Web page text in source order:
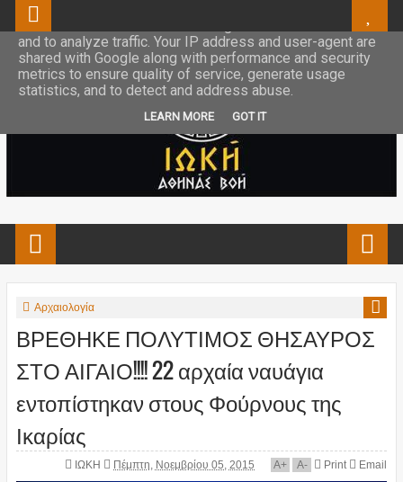
Αρχαιολογία
ΒΡΕΘΗΚΕ ΠΟΛΥΤΙΜΟΣ ΘΗΣΑΥΡΟΣ
ΣΤΟ ΑΙΓΑΙΟ!!!! 22 αρχαία ναυάγια
εντοπίστηκαν στους Φούρνους της
Ικαρίας
ΙΩΚΗ Πέμπτη, Νοεμβρίου 05, 2015 A+ A- Print Email
This site uses cookies from Google to deliver its services
and to analyze traffic. Your IP address and user-agent are
shared with Google along with performance and security
metrics to ensure quality of service, generate usage
statistics, and to detect and address abuse.
LEARN MORE GOT IT